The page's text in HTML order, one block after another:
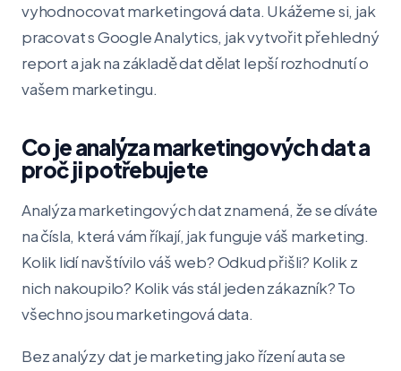
vyhodnocovat marketingová data. Ukážeme si, jak
pracovat s Google Analytics, jak vytvořit přehledný
report a jak na základě dat dělat lepší rozhodnutí o
vašem marketingu.
Co je analýza marketingových dat a
proč ji potřebujete
Analýza marketingových dat znamená, že se díváte
na čísla, která vám říkají, jak funguje váš marketing.
Kolik lidí navštívilo váš web? Odkud přišli? Kolik z
nich nakoupilo? Kolik vás stál jeden zákazník? To
všechno jsou marketingová data.
Bez analýzy dat je marketing jako řízení auta se